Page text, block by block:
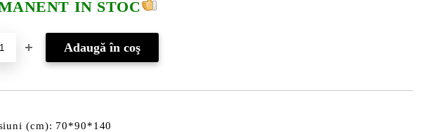
IN STOC
(cm): 70*90*140